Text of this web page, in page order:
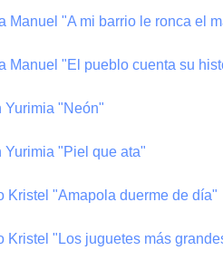
Manuel "A mi barrio le ronca el
Manuel "El pueblo cuenta su
Yurimia "Neón"
Yurimia "Piel que ata"
Kristel "Amapola duerme de día"
Kristel "Los juguetes más